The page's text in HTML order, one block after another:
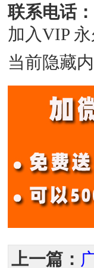
联系电话
加入VIP
当前隐藏
上一篇：